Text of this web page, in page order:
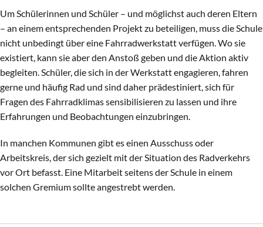
Um Schülerinnen und Schüler – und möglichst auch deren Eltern
– an einem entsprechenden Projekt zu beteiligen, muss die Schule
nicht unbedingt über eine Fahrradwerkstatt verfügen. Wo sie
existiert, kann sie aber den Anstoß geben und die Aktion aktiv
begleiten. Schüler, die sich in der Werkstatt engagieren, fahren
gerne und häufig Rad und sind daher prädestiniert, sich für
Fragen des Fahrradklimas sensibilisieren zu lassen und ihre
Erfahrungen und Beobachtungen einzubringen.
In manchen Kommunen gibt es einen Ausschuss oder
Arbeitskreis, der sich gezielt mit der Situation des Radverkehrs
vor Ort befasst. Eine Mitarbeit seitens der Schule in einem
solchen Gremium sollte angestrebt werden.